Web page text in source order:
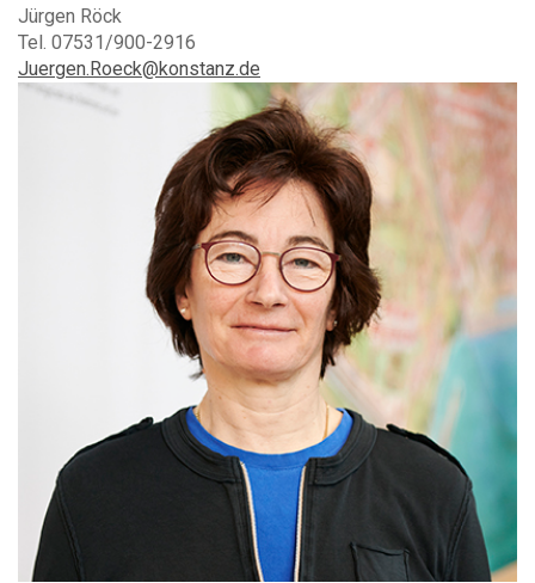
Jürgen Röck
Tel. 07531/900-2916
Juergen.Roeck@konstanz.de